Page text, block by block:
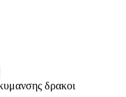
δρακοι